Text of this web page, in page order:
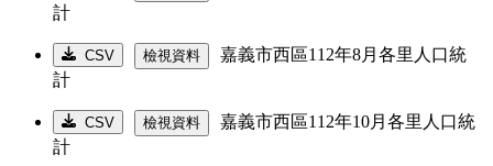
計
CSV 檢視資料
嘉義市西區112年8月各里人口統
計
CSV 檢視資料
嘉義市西區112年10月各里人口統
計